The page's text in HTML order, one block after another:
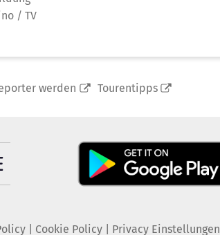
/ TV
werden Tourentipps
| Cookie Policy| Privacy Einstellungen